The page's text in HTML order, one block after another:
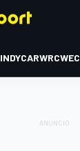
INDYCARWRCWEC